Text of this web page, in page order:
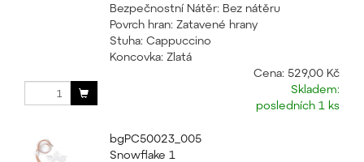
Bezpečnostní Nátěr: Bez nátěru
Povrch hran: Zatavené hrany
Stuha: Cappuccino
Koncovka: Zlatá
Cena: 529,00 Kč
Skladem:
posledních 1 ks
bgPC50023_005
Snowflake 1